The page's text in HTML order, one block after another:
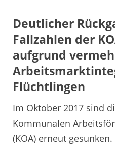
Deutlicher
Fallzahlen der
aufgrund
Flüchtlingen
Im Oktober 2017 sind
Kommunalen
(KOA) erneut